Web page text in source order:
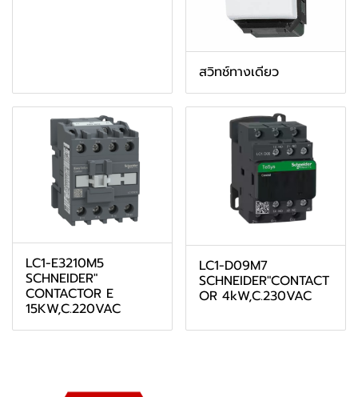
สวิทช์ทางเดียว
LC1-E3210M5
SCHNEIDER"
CONTACTOR E
15KW,C.220VAC
LC1-D09M7
SCHNEIDER"CONTACT
OR 4kW,C.230VAC